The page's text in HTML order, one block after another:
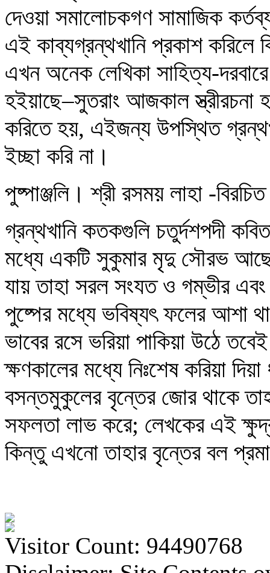
দেওয়া সমালোচকগণ সামাজিক
এই কাব্যগ্রন্থখানি প্রকাশ করিলে
এখন অনেক লেখিকা সাহিত্য-
হইয়াছে–সুতরাং আজকাল স্ত্রীরচনা
করিতে হয়, এইজন্য উপস্থিত
ইচ্ছা করি না।
পুষ্পাঞ্জলি। শ্রী রসময় লাহা -
গ্রন্থখানি কতকগুলি চতুর্দশপদী
মধ্যে একটি সুকুমার মৃদু সৌরভ
যায় তাহা সরল সংযত ও গম্ভীর
পুষ্পের মধ্যে ভবিষ্যৎ ফলের আশা
ভাবের রসে ভরিয়া পাকিয়া উঠে
ক্ষণকালের মধ্যে নিঃশেষ করিয়া
বসন্তমুকুলের বৃন্তের জোর থাকে
সফলতা লাভ করে; লেখকের এই
কিন্তু এখনো তাহার বৃন্তের বল
Visitor Count: 94490768